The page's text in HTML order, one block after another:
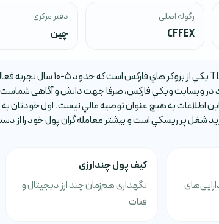
رگوله اصلی
CFFEX
دفتر مرکزی
چین
در وبسايت ويکي فارکس، صرفا جهت دانش و آگاهي شماست.
اطلاعات به هيچ عنوان توصيه مالي نيست. اول خودتان
تريد شغل پر ريسکي است و بيشتر معامله گران پول خود را از
کیف پول چندارزی
نگهداری هم‌زمان چند ارز دیجیتال و
فیات